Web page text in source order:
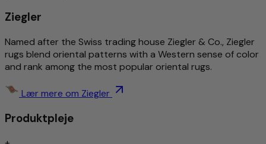
stadig moderne i dag.
Mere om dette produkt
Traditionel og kunstfærdigt håndknyttet
Tidløst design
Støjisoleret/egnet til gulvvarme
Ziegler
Named after the Swiss trading house Ziegler & Co., Ziegler
rugs blend oriental patterns with a Western sense of color
and rank among the most popular oriental rugs.
Lær mere om Ziegler
Produktpleje